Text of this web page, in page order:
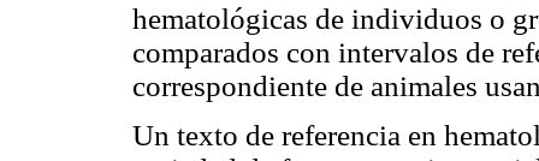
hematológicas de individuos o
comparados con intervalos de
correspondiente de animales
Un texto de referencia en